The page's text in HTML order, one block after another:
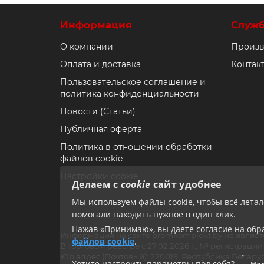
Делаем с cookie сайт удобнее
Мы используем файлы cookie, чтобы всё
помогали находить нужное в один клик.
Нажав «Принимаю», вы даете согласие на
файлов cookie.
Информация
О компании
Оплата и доставка
Пользовательское соглашение и
политика конфиденциальности
Новости (Статьи)
Публичная оферта
Политика в отношении обработки
файлов cookie
Информация на сайте promkomplekt.byне
В торговом реестре с 27.02.2026 г., №
Юр.адрес (Почтовый): 220019, Республика